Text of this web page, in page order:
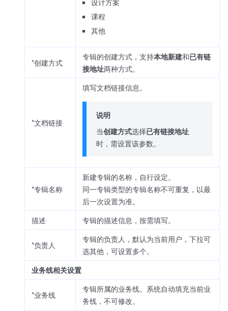
设计方案
课程
其他
*创建方式
专辑的创建方式，支持本地新建和已有链
接地址两种方式。
*文档链接
填写文档链接信息。
说明
当创建方式选择已有链接地址
时，需设置该参数。
*专辑名称
新建专辑的名称，自行设定。
同一专辑类型的专辑名称不可重复，以最
后一次设置为准。
描述
专辑的描述信息，按需填写。
*负责人
专辑的负责人，默认为当前用户，下拉可
选其他，可设置多个。
业务线相关设置
*业务线
专辑所属的业务线。系统自动填充当前业
务线，不可修改。